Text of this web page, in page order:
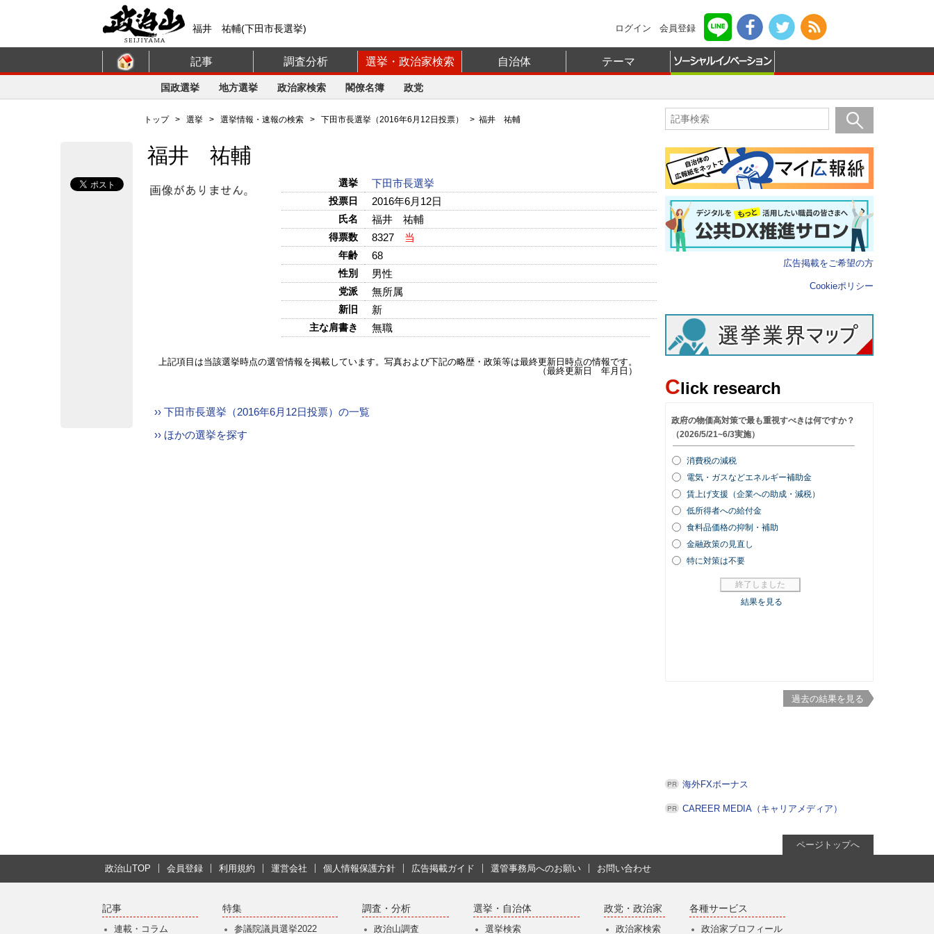
福井 祐輔(下田市長選挙) ログイン 会員登録
記事 調査分析 選挙・政治家検索 自治体 テーマ
国政選挙 地方選挙 政治家検索 閣僚名簿 政党
トップ> 選挙 > 選挙情報・速報の検索 > 下田市長選挙（2016年6月12日投票） > 福井 祐輔
福井 祐輔
選挙 下田市長選挙
投票日 2016年6月12日
氏名 福井 祐輔
得票数 8327 当
年齢 68
性別 男性
党派 無所属
新旧 新
主な肩書き 無職
上記項目は当該選挙時点の選管情報を掲載しています。写真および下記の略歴・政策等は最終更新日時点の情報です。
（最終更新日 年月日）
›› 下田市長選挙（2016年6月12日投票）の一覧
›› ほかの選挙を探す
広告掲載をご希望の方
Cookieポリシー
Click research
過去の結果を見る
海外FXボーナス
CAREER MEDIA（キャリアメディア）
ページトップへ
政治山TOP 会員登録 利用規約 運営会社 個人情報保護方針 広告掲載ガイド 選管事務局へのお願い お問い合わせ
記事
連載・コラム
特集
参議院議員選挙2022
調査・分析
政治山調査
選挙・自治体
選挙検索
政党・政治家
政治家検索
各種サービス
政治家プロフィール